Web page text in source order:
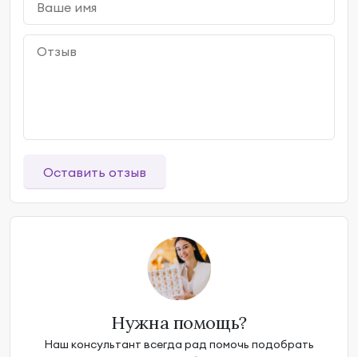
Оставить отзыв
Нужна помощь?
Наш консультант всегда рад помочь подобрать